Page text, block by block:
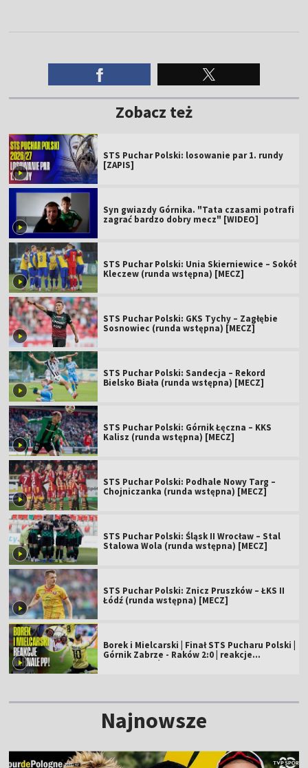
Zobacz też
STS Puchar Polski: losowanie par 1. rundy
[ZAPIS]
Syn gwiazdy Górnika. "Tata czasami potrafi
zagrać bardzo dobry mecz" [WIDEO]
STS Puchar Polski: Unia Skierniewice – Sokół
Kleczew (runda wstępna) [MECZ]
STS Puchar Polski: GKS Tychy – Zagłębie
Sosnowiec (runda wstępna) [MECZ]
STS Puchar Polski: Sandecja – Rekord
Bielsko Biała (runda wstępna) [MECZ]
STS Puchar Polski: Górnik Łęczna – KKS
Kalisz (runda wstępna) [MECZ]
STS Puchar Polski: Podhale Nowy Targ –
Chojniczanka (runda wstępna) [MECZ]
STS Puchar Polski: Śląsk II Wrocław – Stal
Stalowa Wola (runda wstępna) [MECZ]
STS Puchar Polski: Znicz Pruszków – ŁKS II
Łódź (runda wstępna) [MECZ]
Borek i Mielcarski | Finał STS Pucharu Polski |
Górnik Zabrze - Raków 2:0 | reakcje
komentatorów
Najnowsze